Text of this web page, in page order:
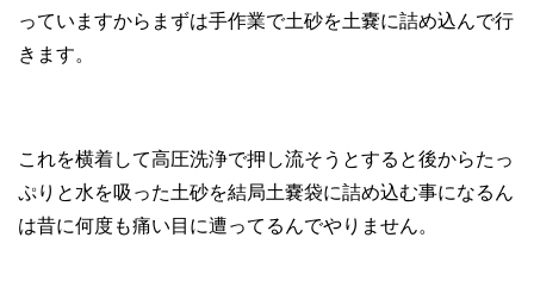
っていますからまずは手作業で土砂を土嚢に詰め込んで行
きます。
これを横着して高圧洗浄で押し流そうとすると後からたっ
ぷりと水を吸った土砂を結局土嚢袋に詰め込む事になるん
は昔に何度も痛い目に遭ってるんでやりません。